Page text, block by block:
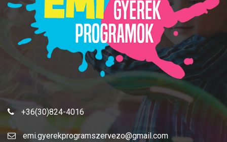
+36(30)824-4016
emi.gyerekprogramszervezo@gmail.com